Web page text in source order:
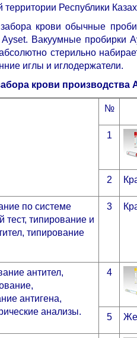
Республики
крови обычные
Вакуумные пробирки
стерильно
иглы и иглодержатели.
крови производства
№
1
2
по системе
типирование и
типирование
3
антител,
антигена,
анализы.
4
5